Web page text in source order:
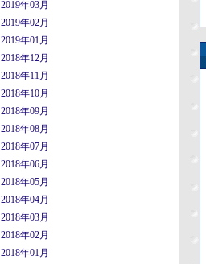
2019年03月
2019年02月
2019年01月
2018年12月
2018年11月
2018年10月
2018年09月
2018年08月
2018年07月
2018年06月
2018年05月
2018年04月
2018年03月
2018年02月
2018年01月